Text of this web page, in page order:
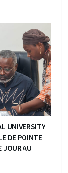
UNIVERSITY
DE POINTE
JOUR AU